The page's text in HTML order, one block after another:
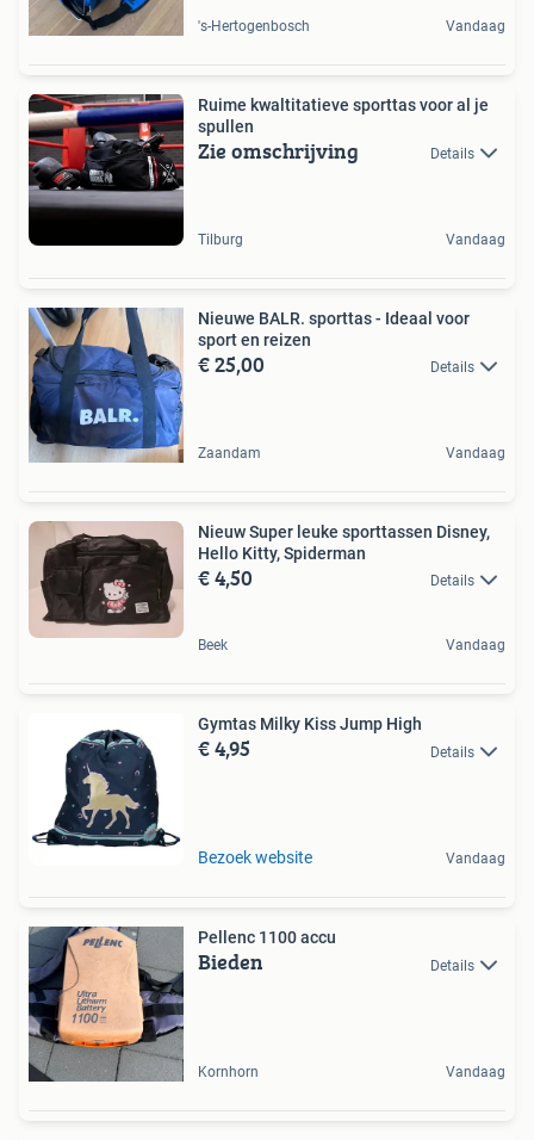
's-Hertogenbosch Vandaag
Ruime kwaltitatieve sporttas voor al je
spullen
Zie omschrijving Details
Tilburg Vandaag
Nieuwe BALR. sporttas - Ideaal voor
sport en reizen
€ 25,00 Details
Zaandam Vandaag
Nieuw Super leuke sporttassen Disney,
Hello Kitty, Spiderman
€ 4,50 Details
Beek Vandaag
Gymtas Milky Kiss Jump High
€ 4,95 Details
Bezoek website Vandaag
Pellenc 1100 accu
Bieden Details
Kornhorn Vandaag